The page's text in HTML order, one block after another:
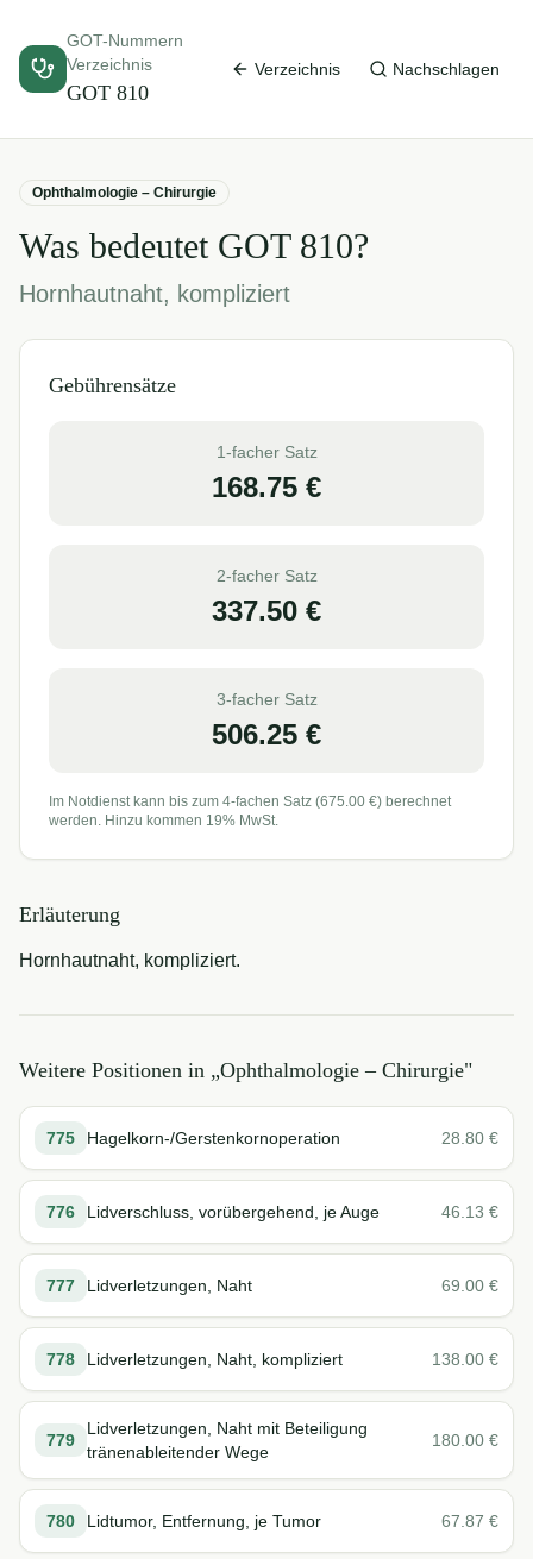
GOT-Nummern
Verzeichnis
GOT 810
Verzeichnis Nachschlagen
Ophthalmologie – Chirurgie
Was bedeutet GOT 810?
Hornhautnaht, kompliziert
Gebührensätze
1-facher Satz
168.75 €
2-facher Satz
337.50 €
3-facher Satz
506.25 €
Im Notdienst kann bis zum 4-fachen Satz (675.00 €) berechnet
werden. Hinzu kommen 19% MwSt.
Erläuterung
Hornhautnaht, kompliziert.
Weitere Positionen in „Ophthalmologie – Chirurgie"
775 Hagelkorn-/Gerstenkornoperation 28.80 €
776 Lidverschluss, vorübergehend, je Auge 46.13 €
777 Lidverletzungen, Naht 69.00 €
778 Lidverletzungen, Naht, kompliziert 138.00 €
779
Lidverletzungen, Naht mit Beteiligung
tränenableitender Wege
180.00 €
780 Lidtumor, Entfernung, je Tumor 67.87 €